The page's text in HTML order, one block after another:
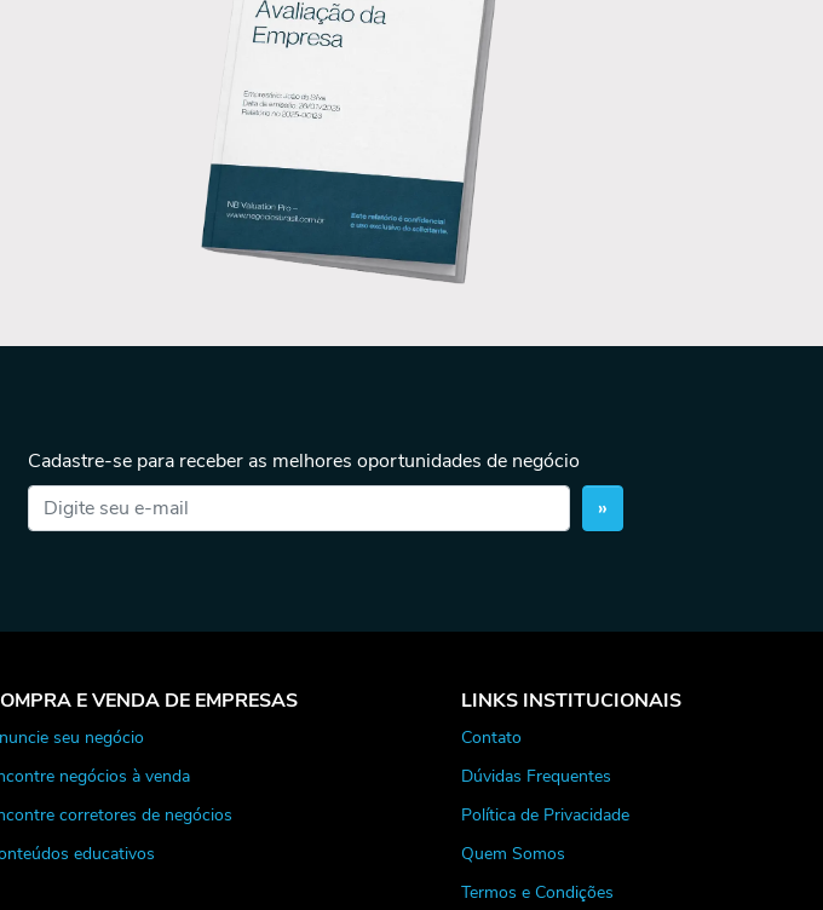
Cadastre-se para receber as melhores oportunidades de negócio
»
E VENDA DE EMPRESAS
seu negócio
negócios à venda
corretores de negócios
educativos
LINKS INSTITUCIONAIS
Contato
Dúvidas Frequentes
Política de Privacidade
Quem Somos
Termos e Condições